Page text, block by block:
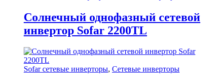
Солнечный однофазный сетевой
инвертор Sofar 2200TL
Sofar сетевые инверторы, Сетевые инверторы